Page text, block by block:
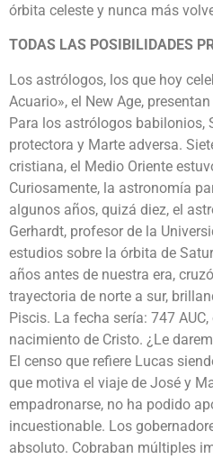
órbita celeste y nunca más
TODAS LAS POSIBILIDADES
Los astrólogos, los que hoy
Acuario», el New Age,
Para los astrólogos babilonios,
protectora y Marte adversa.
cristiana, el Medio Oriente
Curiosamente, la astronomía
algunos años, quizá diez, el
Gerhardt, profesor de la
estudios sobre la órbita de
años antes de nuestra era,
trayectoria de norte a sur,
Piscis. La fecha sería: 747
nacimiento de Cristo. ¿Le
El censo que refiere Lucas
que motiva el viaje de José y
empadronarse, no ha podido
incuestionable. Los
absoluto. Cobraban múltiples